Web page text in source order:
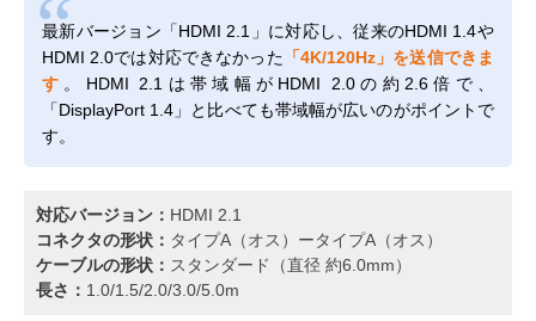
最新バージョン「HDMI 2.1」に対応し、従来のHDMI 1.4や
HDMI 2.0では対応できなかった 「4K/120Hz」を送信できま
す 。HDMI 2.1は帯域幅がHDMI 2.0の約2.6倍で、
「DisplayPort 1.4」と比べても帯域幅が広いのがポイントで
す。
対応バージョン： HDMI 2.1
コネクタの形状： タイプA（オス）ータイプA（オス）
ケーブルの形状： スタンダード（直径 約6.0mm）
長さ： 1.0/1.5/2.0/3.0/5.0m